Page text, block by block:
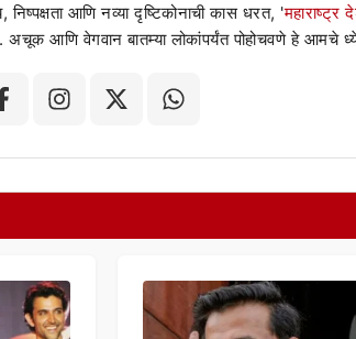
निष्पक्षता आणि नव्या दृष्टिकोनाची कास धरत, 'महाराष्ट्र
आणि वेगवान बातम्या लोकांपर्यंत पोहोचवणे हे आमचे